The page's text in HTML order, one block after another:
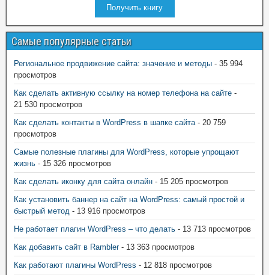
Получить книгу
Самые популярные статьи
Региональное продвижение сайта: значение и методы - 35 994
просмотров
Как сделать активную ссылку на номер телефона на сайте -
21 530 просмотров
Как сделать контакты в WordPress в шапке сайта- 20 759
просмотров
Самые полезные плагины для WordPress, которые упрощают
жизнь - 15 326 просмотров
Как сделать иконку для сайта онлайн - 15 205 просмотров
Как установить баннер на сайт на WordPress: самый простой и
быстрый метод - 13 916 просмотров
Не работает плагин WordPress – что делать - 13 713 просмотров
Как добавить сайт в Rambler- 13 363 просмотров
Как работают плагины WordPress - 12 818 просмотров